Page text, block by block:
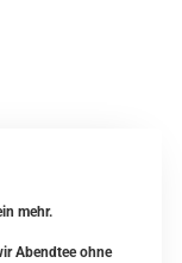
mehr.
Abendtee ohne